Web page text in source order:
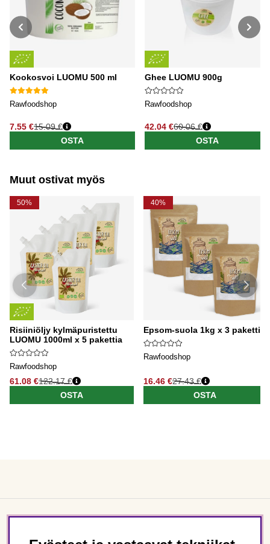
Kookosvoi LUOMU 500 ml
Rawfoodshop
7.55 €
Normaali hinta
15.09 €
OSTA
Ghee LUOMU 900g
Rawfoodshop
42.04 €
Normaali hinta
60.06 €
OSTA
Muut ostivat myös
50%
Risiiniöljy kylmäpuristettu
LUOMU 1000ml x 5 pakettia
Rawfoodshop
61.08 €122.17 €
OSTA
40%
Epsom-suola 1kg x 3 pakettia
Rawfoodshop
16.46 €27.43 €
OSTA